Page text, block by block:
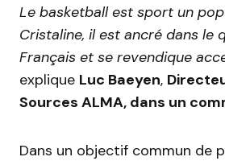
Le basketball est sport un
Cristaline, il est ancré dans le
Français et se revendique
explique Luc Baeyen,
Sources ALMA, dans un
Dans un objectif commun de